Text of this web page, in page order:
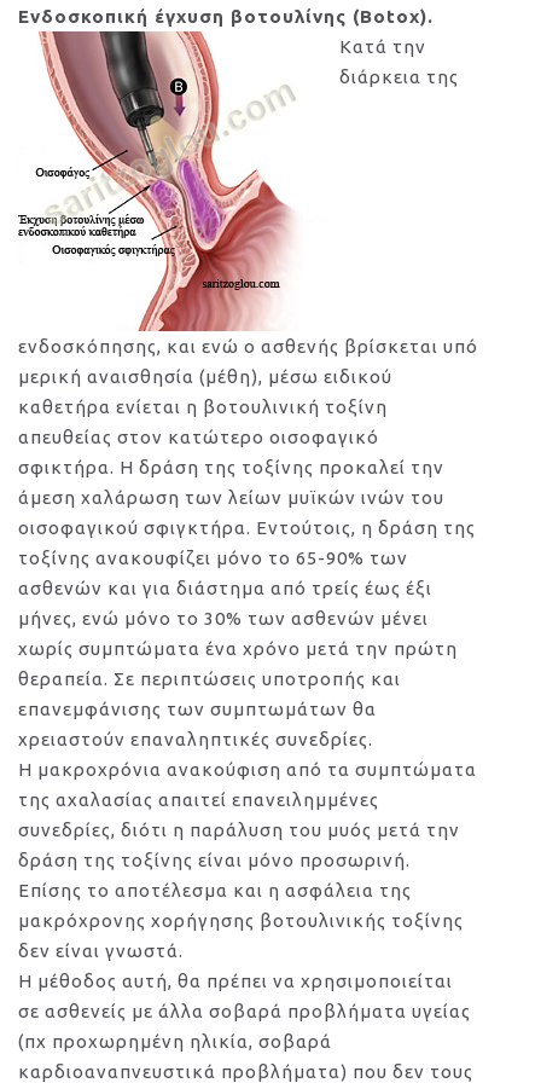
Ενδοσκοπική έγχυση βοτουλίνης (Botox).
Κατά την
διάρκεια της
ενδοσκόπησης, και ενώ ο ασθενής βρίσκεται υπό
μερική αναισθησία (μέθη), μέσω ειδικού
καθετήρα ενίεται η βοτουλινική τοξίνη
απευθείας στον κατώτερο οισοφαγικό
σφικτήρα. Η δράση της τοξίνης προκαλεί την
άμεση χαλάρωση των λείων μυϊκών ινών του
οισοφαγικού σφιγκτήρα. Εντούτοις, η δράση της
τοξίνης ανακουφίζει μόνο το 65-90% των
ασθενών και για διάστημα από τρείς έως έξι
μήνες, ενώ μόνο το 30% των ασθενών μένει
χωρίς συμπτώματα ένα χρόνο μετά την πρώτη
θεραπεία. Σε περιπτώσεις υποτροπής και
επανεμφάνισης των συμπτωμάτων θα
χρειαστούν επαναληπτικές συνεδρίες.
Η μακροχρόνια ανακούφιση από τα συμπτώματα
της αχαλασίας απαιτεί επανειλημμένες
συνεδρίες, διότι η παράλυση του μυός μετά την
δράση της τοξίνης είναι μόνο προσωρινή.
Επίσης το αποτέλεσμα και η ασφάλεια της
μακρόχρονης χορήγησης βοτουλινικής τοξίνης
δεν είναι γνωστά.
Η μέθοδος αυτή, θα πρέπει να χρησιμοποιείται
σε ασθενείς με άλλα σοβαρά προβλήματα υγείας
(πχ προχωρημένη ηλικία, σοβαρά
καρδιοαναπνευστικά προβλήματα) που δεν τους